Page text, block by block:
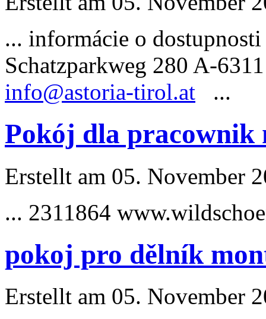
... informácie o
Schatzparkweg 280 A-
info@astoria-tirol.at ...
Pokój dla pracownik
Erstellt am 05. November
... 2311864
pokoj pro dělník
Erstellt am 05. November